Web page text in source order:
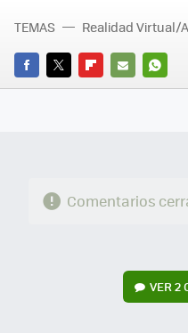
FACEBOOK
TWITTERFLIPBOARD
E-
TEMAS Realidad Virtual/
Comentarios
VER2